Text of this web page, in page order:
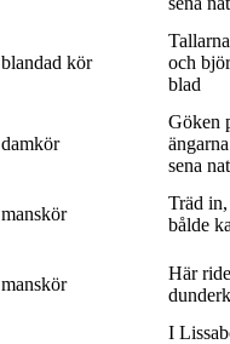
blandad kör
och
blad
damkör
Göken
sena
manskör
Träd
bålde
manskör
Här
I